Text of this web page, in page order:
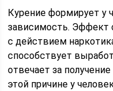
Курение формирует у
зависимость. Эффект
с действием
способствует
отвечает за
этой причине у